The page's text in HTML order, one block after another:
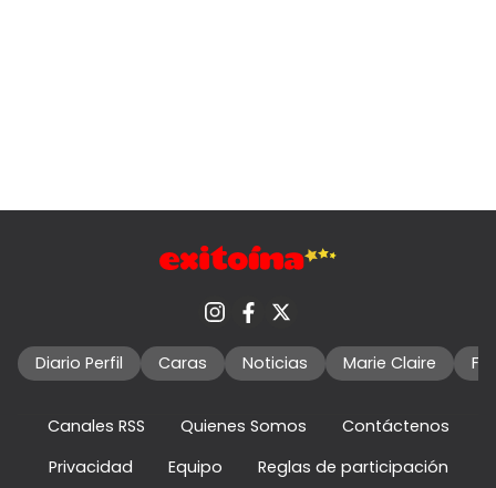
Diario Perfil Caras Noticias Marie Claire
Canales RSS Quienes Somos
Contáctenos
Privacidad
Equipo Reglas de participación